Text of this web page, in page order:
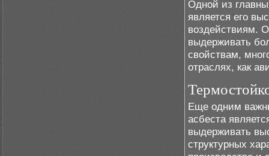
Одной из
является его
воздействиям.
выдерживать
свойствам,
отраслях, как
Еще одним
асбеста
выдерживать
структурных